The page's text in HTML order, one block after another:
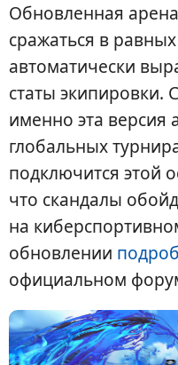
Обновленная
сражаться в
автоматически
статы экипировки.
именно эта версия
глобальных
подключится этой
что скандалы
на
обновлении
официальном